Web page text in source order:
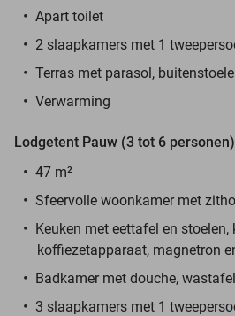
Apart toilet
2 slaapkamers met 1
Terras met parasol,
Verwarming
Lodgetent Pauw (3 tot 6 personen)
47 m²
Sfeervolle woonkamer met
Keuken met eettafel en
koffiezetapparaat, magnetron
Badkamer met douche,
3 slaapkamers met 1